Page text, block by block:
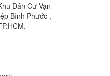
Dân Cư Vạn
Bình Phước ,